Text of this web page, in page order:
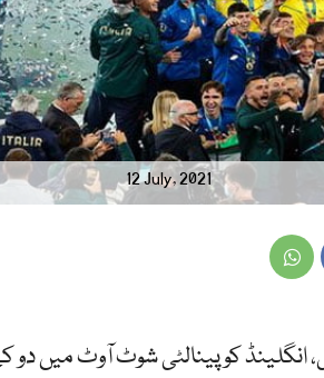
12 July, 2021
کو پینالٹی شوٹ آوٹ میں دو